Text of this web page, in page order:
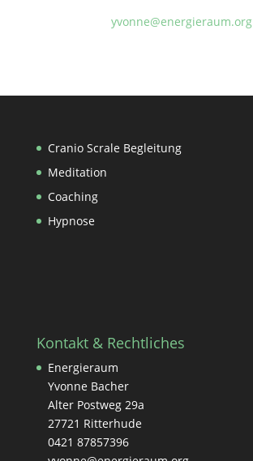
yvonne@energieraum.org
Cranio Scrale Begleitung
Meditation
Coaching
Hypnose
Kontakt & Rechtliches
Energieraum
Yvonne Bacher
Alter Postweg 29a
27721 Ritterhude
0421 87857396